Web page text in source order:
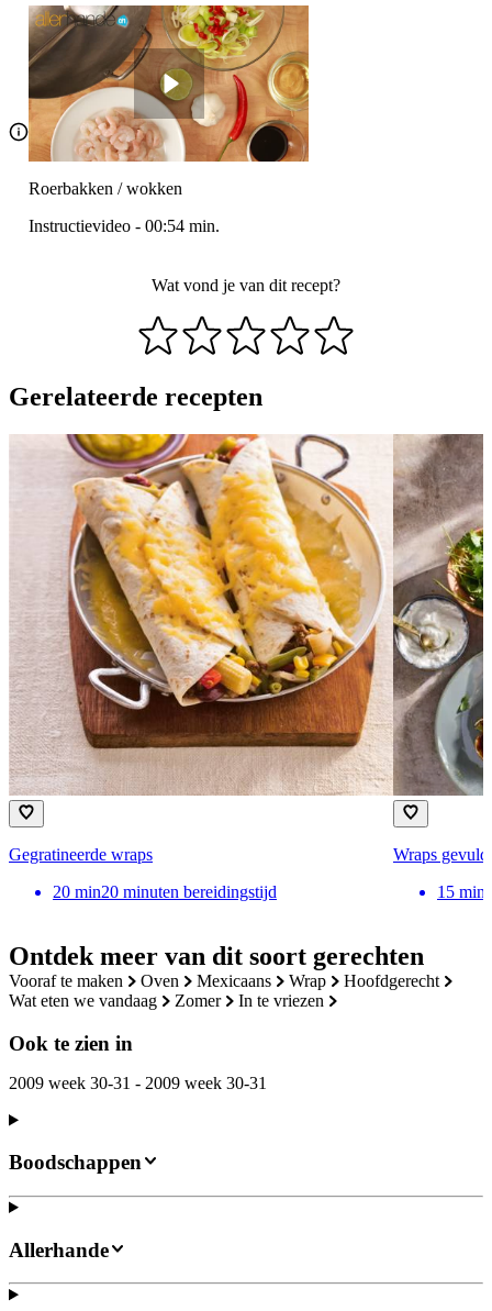
Ontdek meer van dit soort gerechten
vooraf te maken oven mexicaans wrap
hoofdgerecht
wat eten we vandaag
zomer in te vriezen
Ook te zien in
2009 week 30-31 - 2009 week 30-31
Roerbakken / wokken
Instructievideo - 00:54 min.
Wat vond je van dit recept?
Gerelateerde recepten
Gegratineerde wraps
20 min20 minuten bereidingstijd
Wraps
15 min
Boodschappen
Allerhande